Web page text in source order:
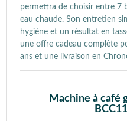
permettra de choisir entre 7
eau chaude. Son entretien
hygiène et un résultat en
une offre cadeau complète
ans et une livraison en
Machine à café